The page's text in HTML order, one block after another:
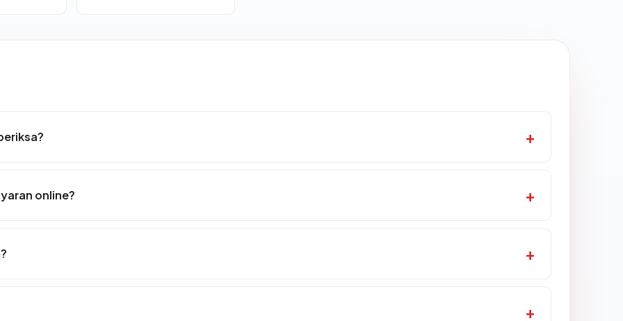
online?